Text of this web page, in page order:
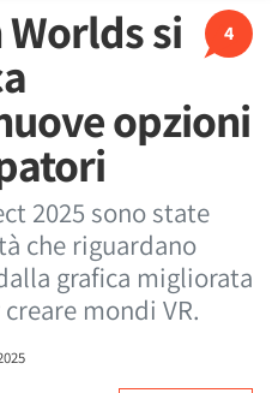
4
si
opzioni
2025 sono state
che riguardano
grafica migliorata
mondi VR.